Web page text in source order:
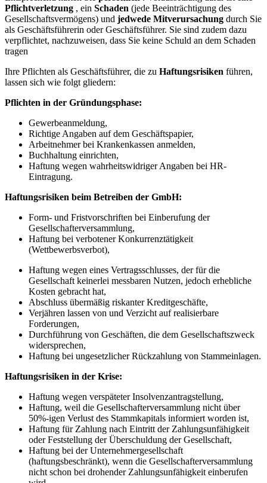
Pflichtverletzung , ein Schaden (jede Beeinträchtigung des
Gesellschaftsvermögens) und jedwede Mitverursachung durch Sie
als Geschäftsführerin oder Geschäftsführer. Sie sind zudem dazu
verpflichtet, nachzuweisen, dass Sie keine Schuld an dem Schaden
tragen
Ihre Pflichten als Geschäftsführer, die zu Haftungsrisiken führen,
lassen sich wie folgt gliedern:
Pflichten in der Gründungsphase:
Gewerbeanmeldung,
Richtige Angaben auf dem Geschäftspapier,
Arbeitnehmer bei Krankenkassen anmelden,
Buchhaltung einrichten,
Haftung wegen wahrheitswidriger Angaben bei HR-
Eintragung.
Haftungsrisiken beim Betreiben der GmbH:
Form- und Fristvorschriften bei Einberufung der
Gesellschafterversammlung,
Haftung bei verbotener Konkurrenztätigkeit
(Wettbewerbsverbot),
Haftung wegen eines Vertragsschlusses, der für die
Gesellschaft keinerlei messbaren Nutzen, jedoch erhebliche
Kosten gebracht hat,
Abschluss übermäßig riskanter Kreditgeschäfte,
Verjähren lassen von und Verzicht auf realisierbare
Forderungen,
Durchführung von Geschäften, die dem Gesellschaftszweck
widersprechen,
Haftung bei ungesetzlicher Rückzahlung von Stammeinlagen.
Haftungsrisiken in der Krise:
Haftung wegen verspäteter Insolvenzantragstellung,
Haftung, weil die Gesellschafterversammlung nicht über
50%-igen Verlust des Stammkapitals informiert worden ist,
Haftung für Zahlung nach Eintritt der Zahlungsunfähigkeit
oder Feststellung der Überschuldung der Gesellschaft,
Haftung bei der Unternehmergesellschaft
(haftungsbeschränkt), wenn die Gesellschafterversammlung
nicht schon bei drohender Zahlungsunfähigkeit einberufen